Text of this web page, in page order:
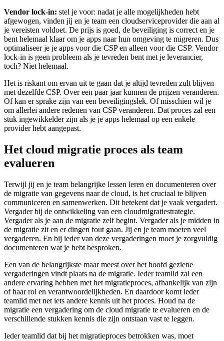
Vendor lock-in: stel je voor: nadat je alle mogelijkheden hebt
afgewogen, vinden jij en je team een cloudserviceprovider die aan al
je vereisten voldoet. De prijs is goed, de beveiliging is correct en je
bent helemaal klaar om je apps naar hun omgeving te migreren. Dus
optimaliseer je je apps voor die CSP en alleen voor die CSP. Vendor
lock-in is geen probleem als je tevreden bent met je leverancier,
toch? Niet helemaal.
Het is riskant om ervan uit te gaan dat je altijd tevreden zult blijven
met dezelfde CSP. Over een paar jaar kunnen de prijzen veranderen.
Of kan er sprake zijn van een beveiligingslek. Of misschien wil je
om allerlei andere redenen van CSP veranderen. Dat proces zal een
stuk ingewikkelder zijn als je je apps helemaal op een enkele
provider hebt aangepast.
Het cloud migratie proces als team
evalueren
Terwijl jij en je team belangrijke lessen leren en documenteren over
de migratie van gegevens naar de cloud, is het cruciaal te blijven
communiceren en samenwerken. Dit betekent dat je vaak vergadert.
Vergader bij de ontwikkeling van een cloudmigratiestrategie.
Vergader als je aan de migratie zelf begint. Vergader als je midden in
de migratie zit en er dingen fout gaan. Jij en je team moeten veel
vergaderen. En bij ieder van deze vergaderingen moet je zorgvuldig
documenteren wat je hebt besproken.
Een van de belangrijkste maar meest over het hoofd geziene
vergaderingen vindt plaats na de migratie. Ieder teamlid zal een
andere ervaring hebben met het migratieproces, afhankelijk van zijn
of haar rol en verantwoordelijkheden. En daardoor komt ieder
teamlid met net iets andere kennis uit het proces. Houd na de
migratie een vergadering om de cloud migratie te evalueren en de
verschillende stukken kennis die zijn ontstaan vast te leggen.
Ieder teamlid dat bij het migratieproces betrokken was, moet